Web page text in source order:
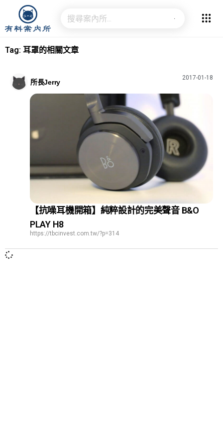
Tag: 耳罩的相關文章
所長Jerry
2017-01-18
【抗噪耳機開箱】純粹設計的完美聲音 B&O
PLAY H8
https://tbcinvest.com.tw/?p=314